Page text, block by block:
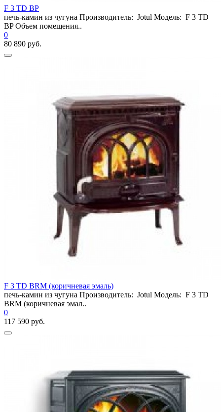
F 3 TD BP
печь-камин из чугуна Производитель: Jotul Модель: F 3 TD
BP Объем помещения..
0
80 890 руб.
F 3 TD BRM (коричневая эмаль)
печь-камин из чугуна Производитель: Jotul Модель: F 3 TD
BRM (коричневая эмал..
0
117 590 руб.